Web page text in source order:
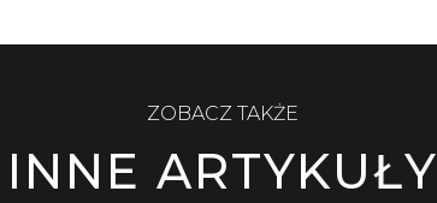
ZOBACZ TAKŻE
INNE ARTYKUŁY